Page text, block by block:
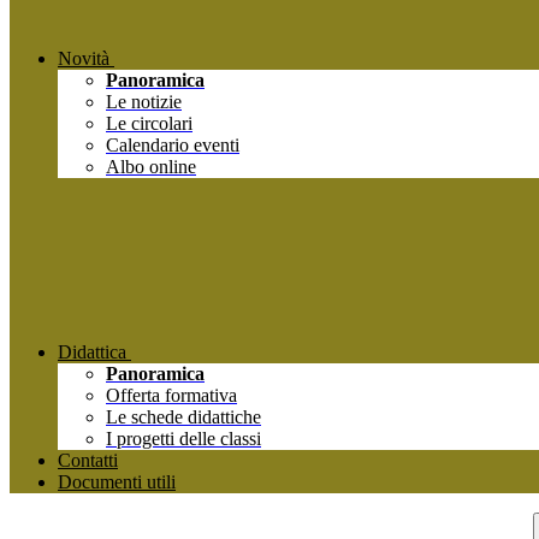
Novità
Panoramica
Le notizie
Le circolari
Calendario eventi
Albo online
Didattica
Panoramica
Offerta formativa
Le schede didattiche
I progetti delle classi
Contatti
Documenti utili